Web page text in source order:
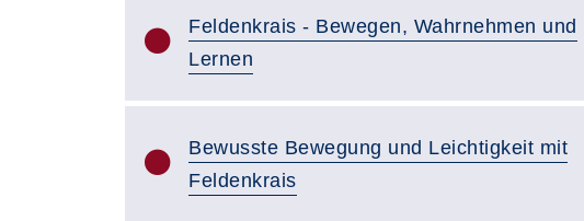
Feldenkrais - Bewegen, Wahrnehmen und
Lernen
Bewusste Bewegung und Leichtigkeit mit
Feldenkrais